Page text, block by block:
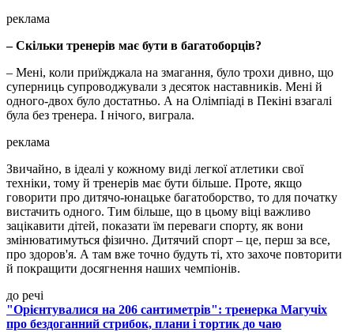
реклама
– Скільки тренерів має бути в багатоборців?
– Мені, коли приїжджала на змагання, було трохи дивно, що
суперниць супроводжували з десяток наставників. Мені й
одного-двох було достатньо. А на Олімпіаді в Пекіні взагалі
була без тренера. І нічого, виграла.
реклама
Звичайно, в ідеалі у кожному виді легкої атлетики свої
техніки, тому й тренерів має бути більше. Проте, якщо
говорити про дитячо-юнацьке багатоборство, то для початку
вистачить одного. Тим більше, що в цьому віці важливо
зацікавити дітей, показати їм переваги спорту, як вони
змінюватимуться фізично. Дитячий спорт – це, перш за все,
про здоров'я. А там вже точно будуть ті, хто захоче повторити
й покращити досягнення наших чемпіонів.
до речі
"Орієнтувалися на 206 сантиметрів": тренерка Магучіх
про бездоганний стрибок, плани і тортик до чаю